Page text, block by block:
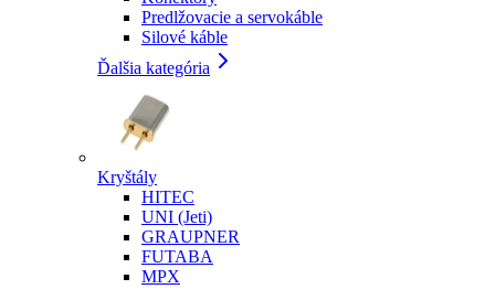
Predlžovacie a servokáble
Silové káble
Ďalšia kategória
Kryštály
HITEC
UNI (Jeti)
GRAUPNER
FUTABA
MPX